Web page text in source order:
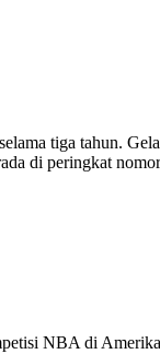
tiga tahun.
di peringkat
NBA di